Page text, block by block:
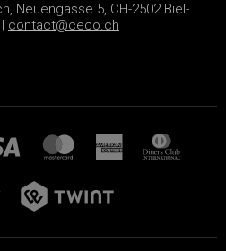
Neuengasse 5, CH-2502 Biel-
contact@ceco.ch